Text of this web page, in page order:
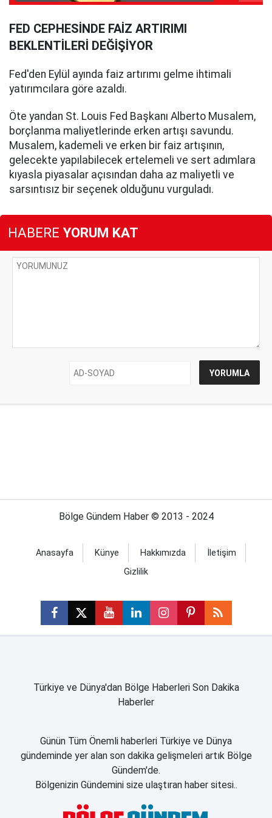
FED CEPHESİNDE FAİZ ARTIRIMI
BEKLENTİLERİ DEĞİŞİYOR
Fed'den Eylül ayında faiz artırımı gelme ihtimali
yatırımcılara göre azaldı.
Öte yandan St. Louis Fed Başkanı Alberto Musalem,
borçlanma maliyetlerinde erken artışı savundu.
Musalem, kademeli ve erken bir faiz artışının,
gelecekte yapılabilecek ertelemeli ve sert adımlara
kıyasla piyasalar açısından daha az maliyetli ve
sarsıntısız bir seçenek olduğunu vurguladı.
HABERE YORUM KAT
Bölge Gündem Haber © 2013 - 2024
Anasayfa Künye Hakkımızda
İletişim
Gizlilik
Türkiye ve Dünya'dan Bölge Haberleri Son Dakika
Haberler
Günün Tüm Önemli haberleri Türkiye ve Dünya
gündeminde yer alan son dakika gelişmeleri artık Bölge
Gündem'de.
Bölgenizin Gündemini size ulaştıran haber sitesi..